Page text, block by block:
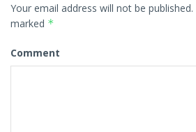
Your email address will not be published.
marked *
Comment